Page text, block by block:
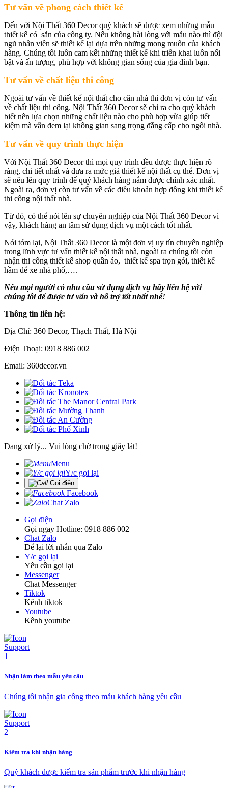
Tư vấn về phong cách thiết kế
Đến với Nội Thất 360 Decor quý khách sẽ được xem những mẫu
thiết kế có sẵn của công ty. Nếu không hài lòng với mẫu nào thì đội
ngũ nhân viên sẽ thiết kế lại dựa trên những mong muốn của khách
hàng. Chúng tôi luôn cam kết những thiết kế khi triển khai luôn nổi
bật và ấn tượng, phù hợp với không gian sống của gia đình bạn.
Tư vấn về chất liệu thi công
Ngoài tư vấn về thiết kế nội thất cho căn nhà thì đơn vị còn tư vấn
về chất liệu thi công. Nội Thất 360 Decor sẽ chỉ ra cho quý khách
biết nên lựa chọn những chất liệu nào cho phù hợp vừa giúp tiết
kiệm mà vẫn đem lại không gian sang trọng đẳng cấp cho ngôi nhà.
Tư vấn về quy trình thực hiện
Với Nội Thất 360 Decor thì mọi quy trình đều được thực hiện rõ
ràng, chi tiết nhất và đưa ra mức giá thiết kế nội thất cụ thể. Đơn vị
sẽ nêu lên quy trình để quý khách hàng nắm được chính xác nhất.
Ngoài ra, đơn vị còn tư vấn về các điều khoản hợp đồng khi thiết kế
thi công nội thất nhà.
Từ đó, có thể nói lên sự chuyên nghiệp của Nội Thất 360 Decor vì
vậy, khách hàng an tâm sử dụng dịch vụ một cách tốt nhất.
Nói tóm lại, Nội Thất 360 Decor là một đơn vị uy tín chuyên nghiệp
trong lĩnh vực tư vấn thiết kế nội thất nhà, ngoài ra chúng tôi còn
nhận thi công thiết kế shop quần áo, thiết kế spa trọn gói, thiết kế
hầm để xe nhà phố,….
Nếu mọi người có nhu cầu sử dụng dịch vụ hãy liên hệ với
chúng tôi để được tư vấn và hỗ trợ tốt nhất nhé!
Thông tin liên hệ:
Địa Chỉ: 360 Decor, Thạch Thất, Hà Nội
Điện Thoại: 0918 886 002
Email: 360decor.vn
Đang xử lý... Vui lòng chờ trong giây lát!
Menu
Y/c gọi lại
Gọi điện
Facebook
Chat Zalo
Gọi điện
Gọi ngay Hotline: 0918 886 002
Chat Zalo
Để lại lời nhắn qua Zalo
Y/c gọi lại
Yêu cầu gọi lại
Messenger
Chat Messenger
Tiktok
Kênh tiktok
Youtube
Kênh youtube
Nhận làm theo mẫu yêu cầu
Chúng tôi nhận gia công theo mẫu khách hàng yêu cầu
Kiểm tra khi nhận hàng
Quý khách được kiểm tra sản phẩm trước khi nhận hàng